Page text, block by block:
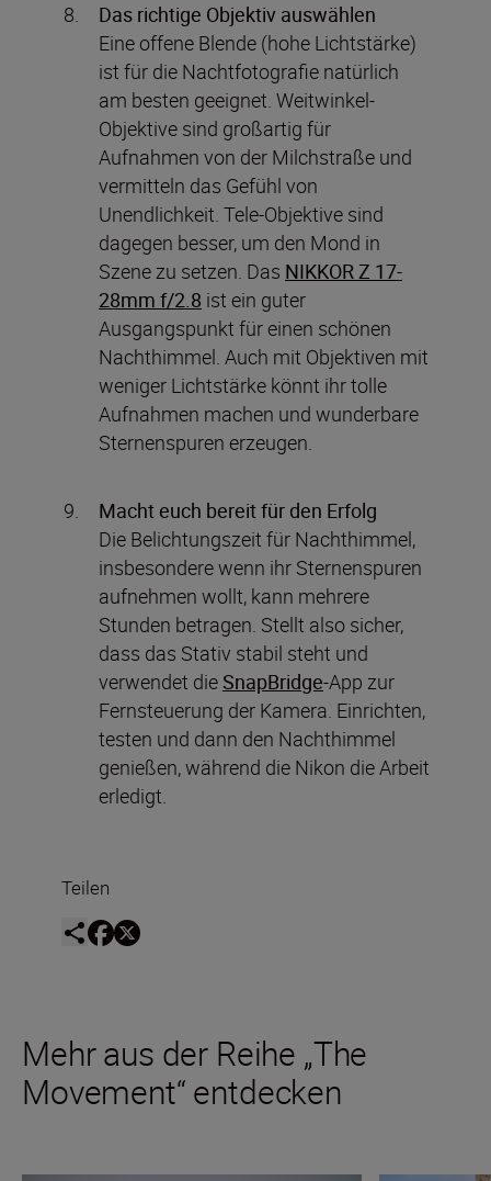
Das richtige Objektiv auswählen
Eine offene Blende (hohe Lichtstärke)
ist für die Nachtfotografie natürlich
am besten geeignet. Weitwinkel-
Objektive sind großartig für
Aufnahmen von der Milchstraße und
vermitteln das Gefühl von
Unendlichkeit. Tele-Objektive sind
dagegen besser, um den Mond in
Szene zu setzen. Das NIKKOR Z 17-
28mm f/2.8 ist ein guter
Ausgangspunkt für einen schönen
Nachthimmel. Auch mit Objektiven mit
weniger Lichtstärke könnt ihr tolle
Aufnahmen machen und wunderbare
Sternenspuren erzeugen.
Macht euch bereit für den Erfolg
Die Belichtungszeit für Nachthimmel,
insbesondere wenn ihr Sternenspuren
aufnehmen wollt, kann mehrere
Stunden betragen. Stellt also sicher,
dass das Stativ stabil steht und
verwendet dieSnapBridge-App zur
Fernsteuerung der Kamera. Einrichten,
testen und dann den Nachthimmel
genießen, während die Nikon die Arbeit
erledigt.
Teilen
Mehr aus der Reihe „The
Movement“ entdecken